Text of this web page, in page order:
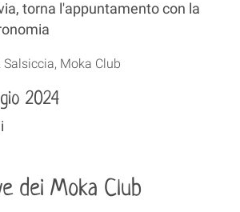
torna l'appuntamento con la
2024
dei Moka Club